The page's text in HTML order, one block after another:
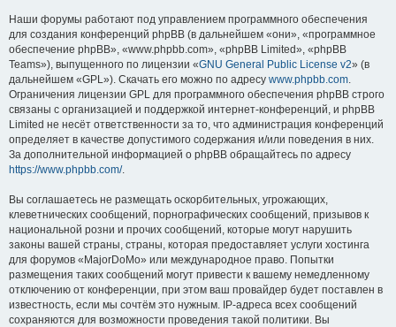
Наши форумы работают под управлением программного обеспечения
для создания конференций phpBB (в дальнейшем «они», «программное
обеспечение phpBB», «www.phpbb.com», «phpBB Limited», «phpBB
Teams»), выпущенного по лицензии «GNU General Public License v2» (в
дальнейшем «GPL»). Скачать его можно по адресу www.phpbb.com.
Ограничения лицензии GPL для программного обеспечения phpBB строго
связаны с организацией и поддержкой интернет-конференций, и phpBB
Limited не несёт ответственности за то, что администрация конференций
определяет в качестве допустимого содержания и/или поведения в них.
За дополнительной информацией о phpBB обращайтесь по адресу
https://www.phpbb.com/.
Вы соглашаетесь не размещать оскорбительных, угрожающих,
клеветнических сообщений, порнографических сообщений, призывов к
национальной розни и прочих сообщений, которые могут нарушить
законы вашей страны, страны, которая предоставляет услуги хостинга
для форумов «MajorDoMo» или международное право. Попытки
размещения таких сообщений могут привести к вашему немедленному
отключению от конференции, при этом ваш провайдер будет поставлен в
известность, если мы сочтём это нужным. IP-адреса всех сообщений
сохраняются для возможности проведения такой политики. Вы